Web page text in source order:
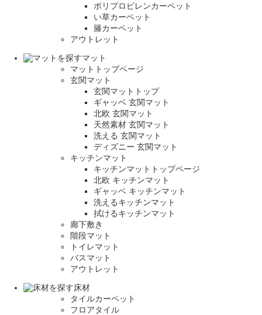
ポリプロピレンカーペット
い草カーペット
籐カーペット
アウトレット
マット
マットトップページ
玄関マット
玄関マットトップ
ギャッベ 玄関マット
北欧 玄関マット
天然素材 玄関マット
洗える 玄関マット
ディズニー 玄関マット
キッチンマット
キッチンマットトップページ
北欧 キッチンマット
ギャッベ キッチンマット
洗えるキッチンマット
拭けるキッチンマット
廊下敷き
階段マット
トイレマット
バスマット
アウトレット
床材
タイルカーペット
フロアタイル